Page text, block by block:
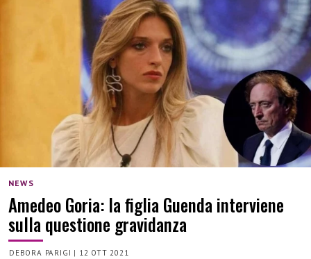
NEWS
Amedeo Goria: la figlia Guenda interviene
sulla questione gravidanza
DEBORA PARIGI | 12 OTT 2021